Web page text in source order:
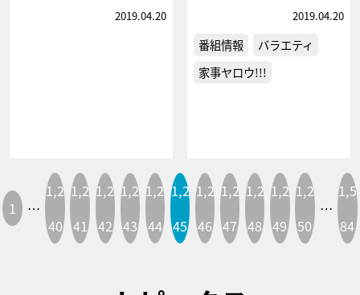
2019.04.20 2019.04.20
番組情報
バラエティ
家事ヤロウ!!!
1 …
1,2
40
1,2
41
1,2
42
1,2
43
1,2
44
1,2
45
1,2
46
1,2
47
1,2
48
1,2
49
1,2
50
…
1,5
84